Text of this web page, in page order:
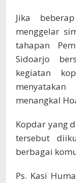
Jika
menggelar
tahapan
Sidoarjo
kegiatan
menangkal
Kopdar yang
tersebut
berbagai
Ps. Kasi